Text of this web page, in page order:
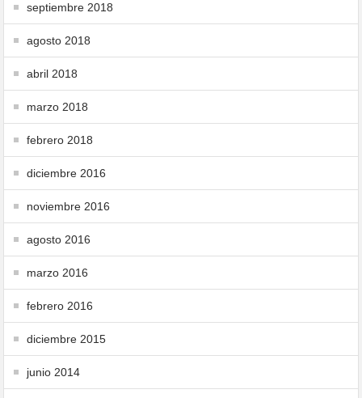
septiembre 2018
agosto 2018
abril 2018
marzo 2018
febrero 2018
diciembre 2016
noviembre 2016
agosto 2016
marzo 2016
febrero 2016
diciembre 2015
junio 2014